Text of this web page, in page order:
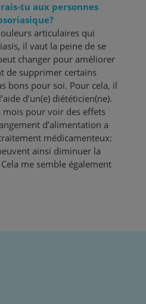
tu aux personnes
articulaires qui
il vaut la peine de se
changer pour améliorer
de supprimer certains
bons pour soi. Pour cela, il
d’un(e) diététicien(ne).
pour voir des effets
d’alimentation a
médicamenteux:
ainsi diminuer la
me semble également